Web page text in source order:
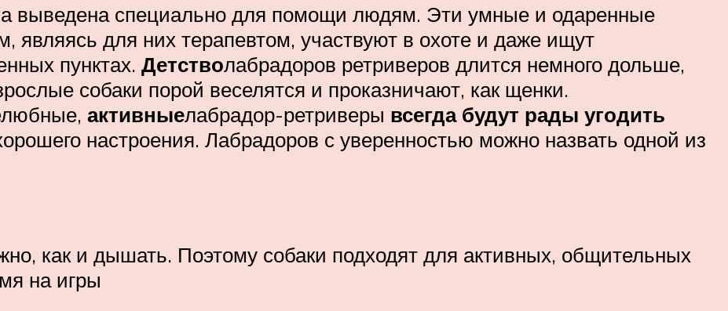
выведена специально для помощи людям. Эти умные и одаренные
являясь для них терапевтом, участвуют в охоте и даже ищут
пунктах. Детстволабрадоров ретриверов длится немного дольше,
собаки порой веселятся и проказничают, как щенки.
активныелабрадор-ретриверы всегда будут рады угодить
настроения. Лабрадоров с уверенностью можно назвать одной из
как и дышать. Поэтому собаки подходят для активных, общительных
на игры